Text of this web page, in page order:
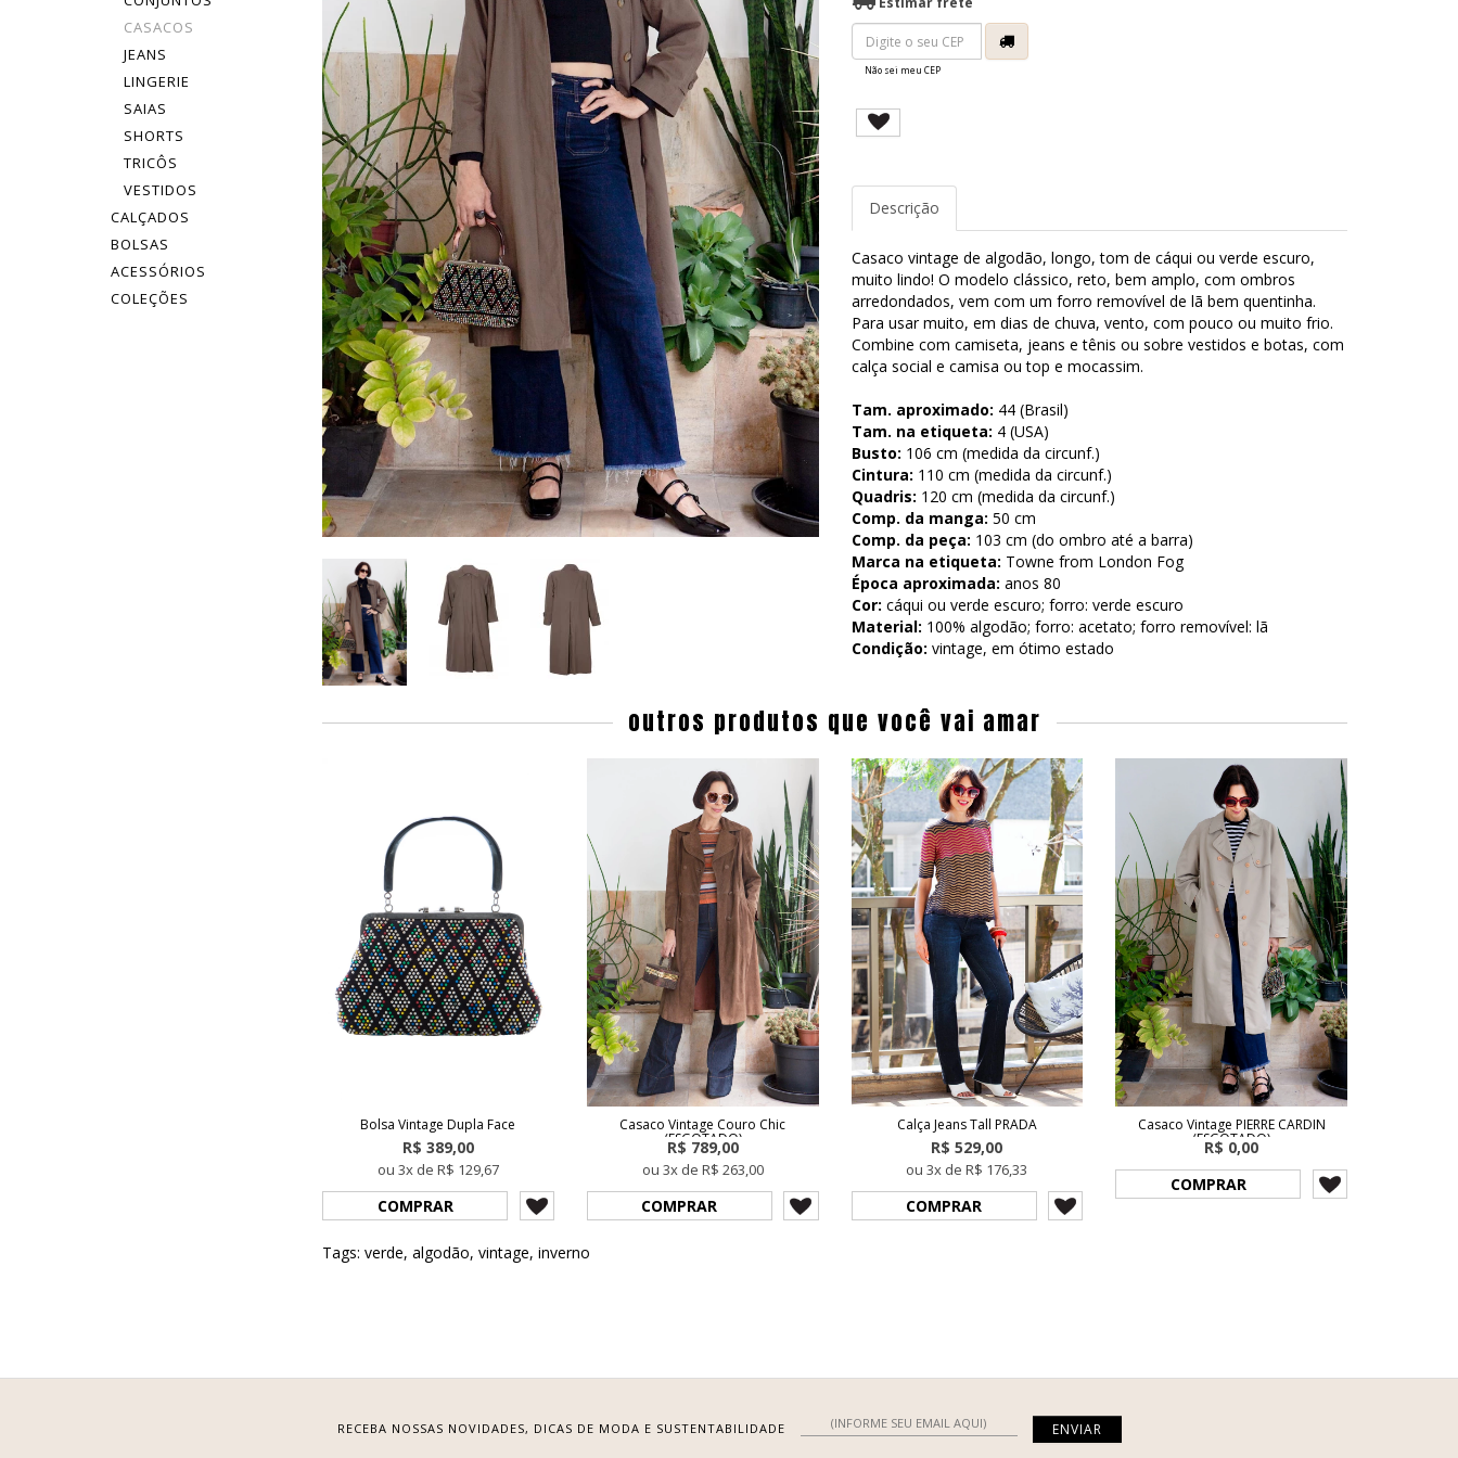
CASACOS
JEANS
LINGERIE
SAIAS
SHORTS
TRICÔS
VESTIDOS
CALÇADOS
BOLSAS
ACESSÓRIOS
COLEÇÕES
Não sei meu CEP
Descrição
Casaco vintage de algodão, longo, tom de cáqui ou verde escuro,
muito lindo! O modelo clássico, reto, bem amplo, com ombros
arredondados, vem com um forro removível de lã bem quentinha.
Para usar muito, em dias de chuva, vento, com pouco ou muito frio.
Combine com camiseta, jeans e tênis ou sobre vestidos e botas, com
calça social e camisa ou top e mocassim.
Tam. aproximado: 44 (Brasil)
Tam. na etiqueta: 4 (USA)
Busto: 106 cm (medida da circunf.)
Cintura: 110 cm (medida da circunf.)
Quadris: 120 cm (medida da circunf.)
Comp. da manga: 50 cm
Comp. da peça: 103 cm (do ombro até a barra)
Marca na etiqueta: Towne from London Fog
Época aproximada: anos 80
Cor: cáqui ou verde escuro; forro: verde escuro
Material: 100% algodão; forro: acetato; forro removível: lã
Condição: vintage, em ótimo estado
outros produtos que você vai amar
Bolsa Vintage Dupla Face
R$ 389,00
ou 3x de R$ 129,67
COMPRAR
Casaco Vintage Couro Chic
(ESGOTADO)
R$ 789,00
ou 3x de R$ 263,00
COMPRAR
Calça Jeans Tall PRADA
R$ 529,00
ou 3x de R$ 176,33
COMPRAR
Casaco Vintage PIERRE CARDIN
(ESGOTADO)
R$ 0,00
COMPRAR
Tags: verde, algodão, vintage, inverno
RECEBA NOSSAS NOVIDADES, DICAS DE MODA E SUSTENTABILIDADE